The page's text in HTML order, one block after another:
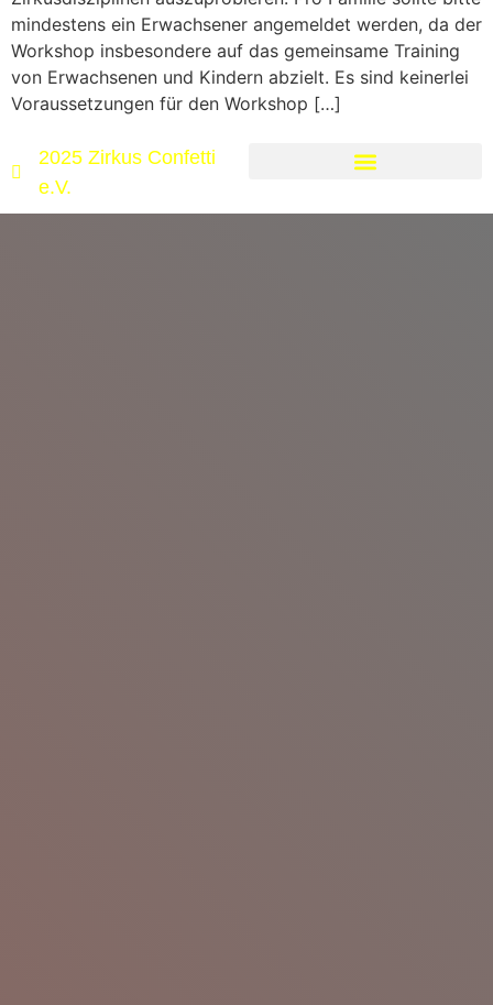
mindestens ein Erwachsener angemeldet werden, da der
Workshop insbesondere auf das gemeinsame Training
von Erwachsenen und Kindern abzielt. Es sind keinerlei
Voraussetzungen für den Workshop […]
2025 Zirkus Confetti
e.V.